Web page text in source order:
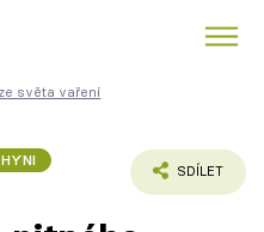
světa vaření
SDÍLET